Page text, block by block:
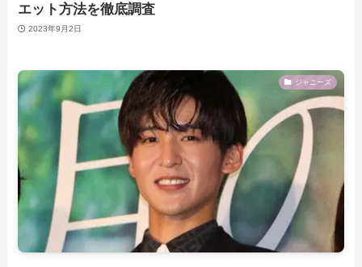
エット方法を徹底調査
2023年9月2日
ジャニーズ